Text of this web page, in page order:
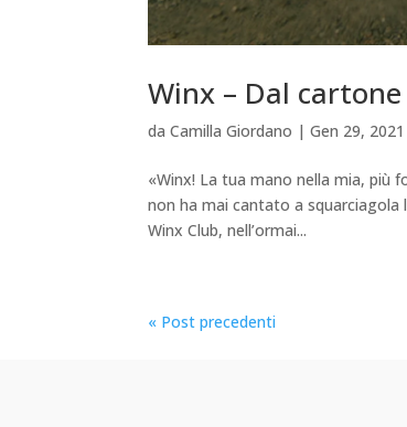
Winx – Dal
daCamilla Giordano |Gen 29, 2021
«Winx! La tua mano nella mia, più
non ha mai cantato a
Winx Club, nell’ormai...
« Post precedenti